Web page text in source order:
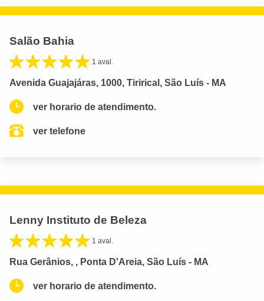
Salão Bahia
1 aval.
Avenida Guajajáras, 1000, Tirirical, São Luís - MA
ver horario de atendimento.
ver telefone
Lenny Instituto de Beleza
1 aval.
Rua Gerânios, , Ponta D'Areia, São Luís - MA
ver horario de atendimento.